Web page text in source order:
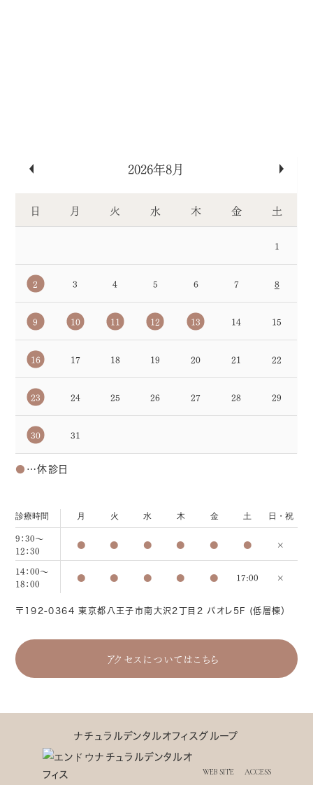
2026年8月
日 月 火 水 木 金 土
1
2 3 4 5 6 7 8
9 10 11 12 13 14 15
16 17 18 19 20 21 22
23 24 25 26 27 28 29
30 31
● …休診日
診療時間 月 火 水 木 金 土 日・祝
9：30～
12：30
● ● ● ● ● ●
×
14：00～
18：00
● ● ● ● ● 17:00 ×
〒192-0364 東京都八王子市南大沢2丁目2 パオレ5F (低層棟）
アクセスについてはこちら
ナチュラルデンタルオフィスグループ
WEB SITE ACCESS